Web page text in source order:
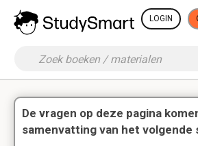
LOGIN
De vragen op deze pagina
samenvatting van het volgende